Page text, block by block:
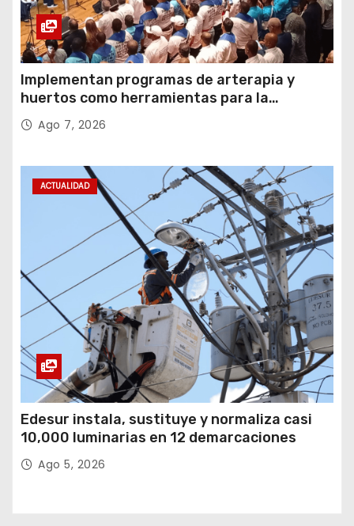
Implementan programas de arterapia y
huertos como herramientas para la
recuperación y la inclusión social
Ago 7, 2026
ACTUALIDAD
Edesur instala, sustituye y normaliza casi
10,000 luminarias en 12 demarcaciones
Ago 5, 2026